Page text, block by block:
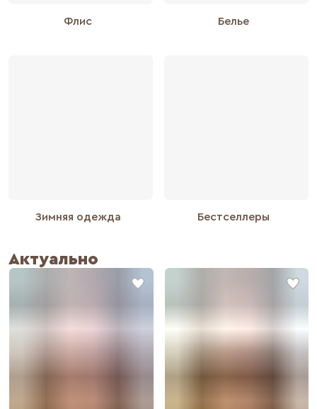
Флис Белье
Зимняя одежда Бестселлеры
Актуально